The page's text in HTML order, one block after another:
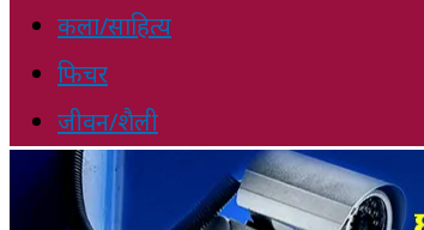
कला/साहित्य
फिचर
जीवन/शैली